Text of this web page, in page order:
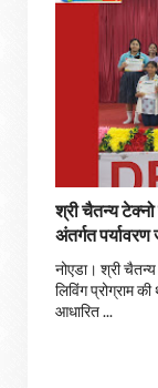
श्री चैतन्य
अंतर्गत
नोएडा। श्री
लिविंग प्रोग्राम
आधारित ...